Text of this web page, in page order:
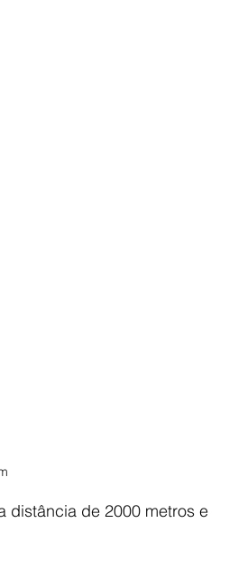
distância de 2000 metros e